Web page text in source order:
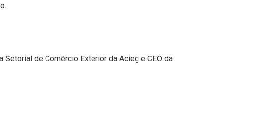
Setorial de Comércio Exterior da Acieg e CEO da